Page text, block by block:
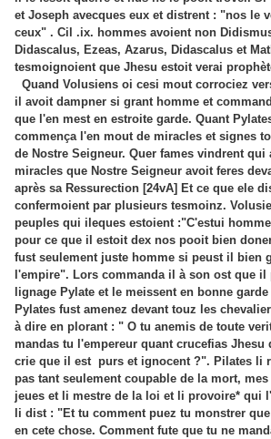
et Joseph avecques eux et distrent : "nos le
ceux" . Cil .ix. hommes avoient non
Didascalus, Ezeas, Azarus, Didascalus et
tesmoignoient que Jhesu estoit verai
Quand Volusiens oi cesi mout corrociez
il avoit dampner si grant homme et
que l'en mest en estroite garde. Quant
commença l'en mout de miracles et signes
de Nostre Seigneur. Quer fames vindrent qui
miracles que Nostre Seigneur avoit feres
après sa Ressurection [24vA] Et ce que ele
confermoient par plusieurs tesmoinz.
peuples qui ileques estoient :"C'estui
pour ce que il estoit dex nos pooit bien
fust seulement juste homme si peust il bien
l'empire". Lors commanda il à son ost que il
lignage Pylate et le meissent en bonne
Pylates fust amenez devant touz les
à dire en plorant : " O tu anemis de toute
mandas tu l'empereur quant crucefias
crie que il est purs et ignocent ?". Pilates li
pas tant seulement coupable de la mort,
jeues et li mestre de la loi et li provoire* qui
li dist : "Et tu comment puez tu monstrer
en cete chose. Comment fute que tu ne